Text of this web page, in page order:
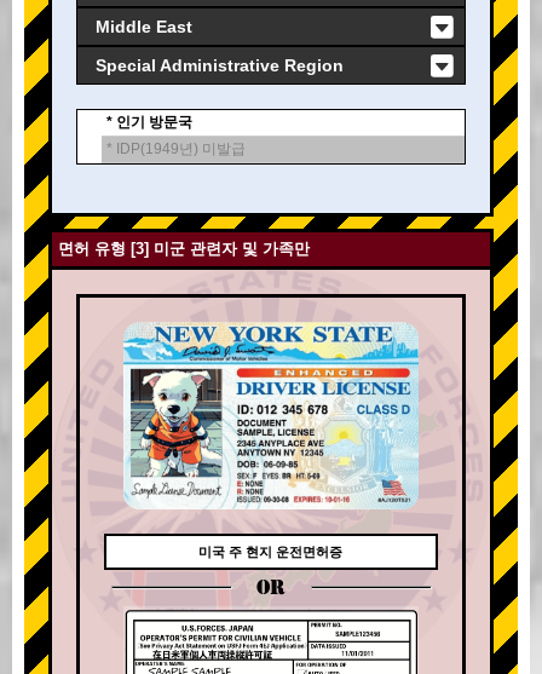
Middle East
Special Administrative Region
* 인기 방문국
* IDP(1949년) 미발급
면허 유형 [3] 미군 관련자 및 가족만
미국 주 현지 운전면허증
OR